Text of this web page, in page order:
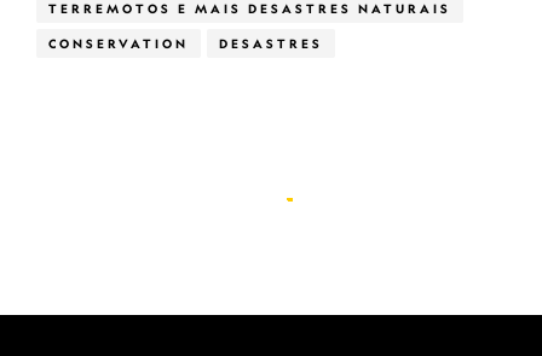
TERREMOTOS E MAIS DESASTRES NATURAIS
CONSERVATION DESASTRES